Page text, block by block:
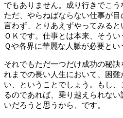
でもありません。成り行きでこう
ただ、やらねばならない仕事が
言わず、とりあえずやってみる
ＯＫです。仕事とは本来、そうい
Ｑや各界に華麗な人脈が必要とい
それでもただ一つだけ成功の秘
れまでの長い人生において、困
い、ということでしょう。もし
るのであれば、乗り越えられな
いだろうと思うから、です。